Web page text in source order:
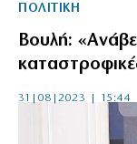
ΠΟΛΙΤΙΚΗ
Βουλή:
31|08|2023 | 15:44